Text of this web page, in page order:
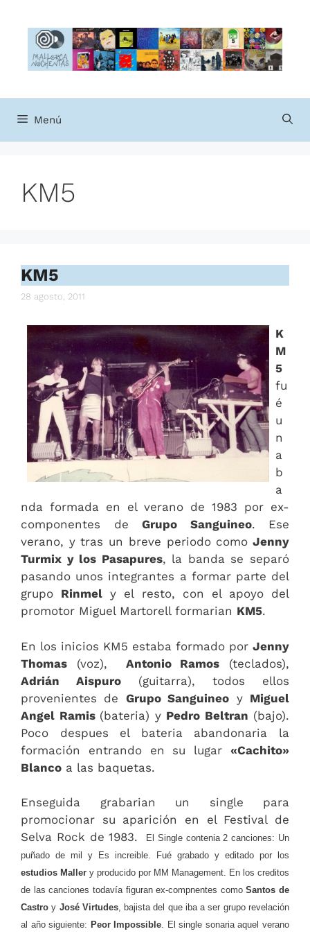
contenido
Menú
KM5
KM5
28 agosto, 2011
K
M
5
fu
é
u
n
a
b
a
nda formada en el verano de 1983 por ex-
componentes de Grupo Sanguineo. Ese
verano, y tras un breve periodo como Jenny
Turmix y los Pasapures, la banda se separó
pasando unos integrantes a formar parte del
grupo Rinmel y el resto, con el apoyo del
promotor Miguel Martorell formarian KM5.
En los inicios KM5 estaba formado por Jenny
Thomas (voz), Antonio Ramos (teclados),
Adrián Aispuro (guitarra), todos ellos
provenientes de Grupo Sanguineo y Miguel
Angel Ramis (bateria) y Pedro Beltran (bajo).
Poco despues el bateria abandonaria la
formación entrando en su lugar «Cachito»
Blanco a las baquetas.
Enseguida grabarian un single para
promocionar su aparición en el Festival de
Selva Rock de 1983.
El Single contenia 2 canciones: Un
puñado de mil y Es increible. Fué grabado y editado por los
estudios Maller y producido por MM Management. En los creditos
de las canciones todavía figuran ex-compnentes comoSantos de
Castro y José Virtudes, bajista del que iba a ser grupo revelación
al año siguiente: Peor Impossible. El single sonaria aquel verano